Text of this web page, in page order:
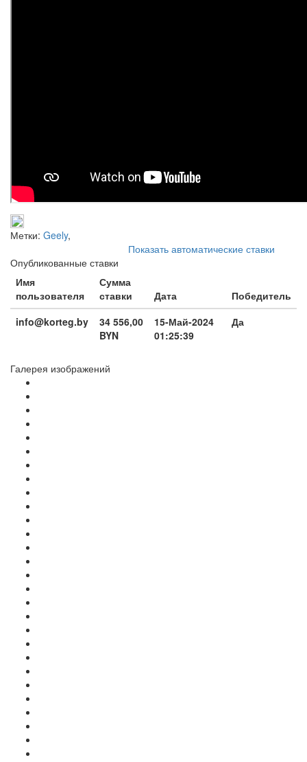
Метки: Geely,
Показать автоматические ставки
Опубликованные ставки
Имя
пользователя
Сумма
ставки
Дата
Победитель
info@korteg.by
34 556,00
BYN
15-Май-2024
01:25:39
Да
Галерея изображений